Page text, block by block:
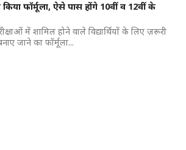
किया फॉर्मूला, ऐसे पास होंगे 10वीं व 12वीं के
में शामिल होने वाले विद्यार्थियों के लिए ज़रूरी
जाने का फॉर्मूला...